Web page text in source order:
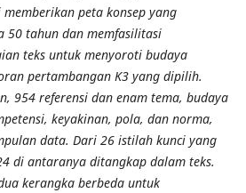
peta konsep yang
50 tahun dan memfasilitasi
teks untuk menyoroti budaya
pertambangan K3 yang dipilih.
954 referensi dan enam tema, budaya
keyakinan, pola, dan norma,
data. Dari 26 istilah kunci yang
di antaranya ditangkap dalam teks.
kerangka berbeda untuk